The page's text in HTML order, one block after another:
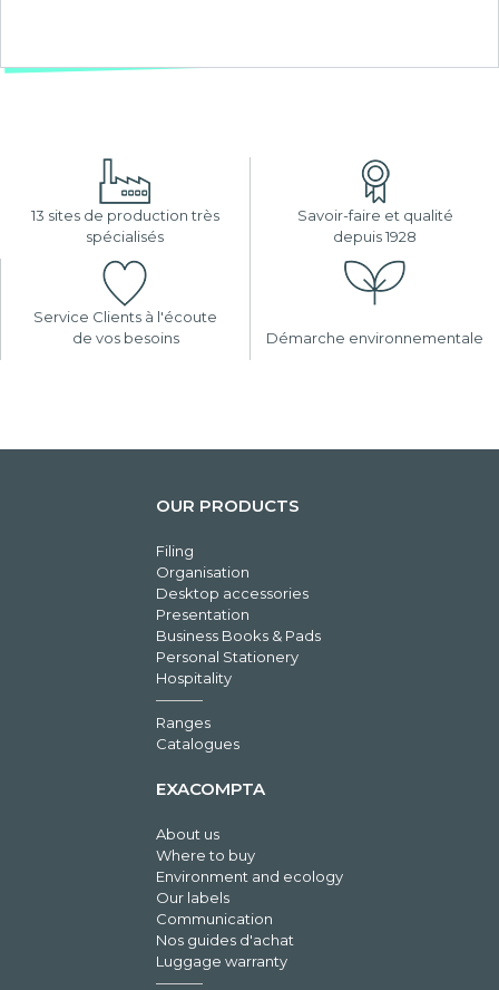
13 sites de production très
spécialisés
Savoir-faire et qualité
depuis 1928
Service Clients à l'écoute
de vos besoins
Démarche environnementale
OUR PRODUCTS
Filing
Organisation
Desktop accessories
Presentation
Business Books & Pads
Personal Stationery
Hospitality
Ranges
Catalogues
EXACOMPTA
About us
Where to buy
Environment and ecology
Our labels
Communication
Nos guides d'achat
Luggage warranty